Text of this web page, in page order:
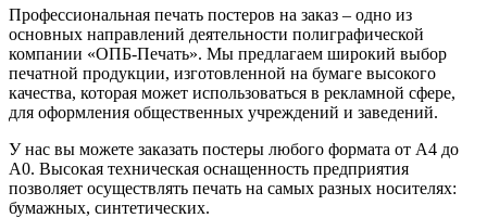
Профессиональная печать постеров на заказ – одно из
основных направлений деятельности полиграфической
компании «ОПБ-Печать». Мы предлагаем широкий выбор
печатной продукции, изготовленной на бумаге высокого
качества, которая может использоваться в рекламной сфере,
для оформления общественных учреждений и заведений.
У нас вы можете заказать постеры любого формата от А4 до
А0. Высокая техническая оснащенность предприятия
позволяет осуществлять печать на самых разных носителях:
бумажных, синтетических.